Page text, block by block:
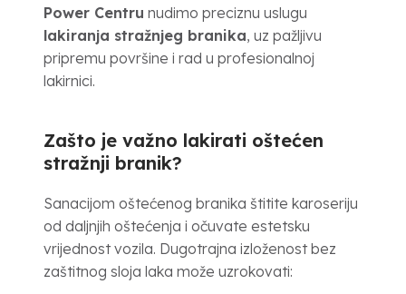
Power Centru nudimo preciznu uslugu
lakiranja stražnjeg branika, uz pažljivu
pripremu površine i rad u profesionalnoj
lakirnici.
Zašto je važno lakirati oštećen
stražnji branik?
Sanacijom oštećenog branika štitite karoseriju
od daljnjih oštećenja i očuvate estetsku
vrijednost vozila. Dugotrajna izloženost bez
zaštitnog sloja laka može uzrokovati: